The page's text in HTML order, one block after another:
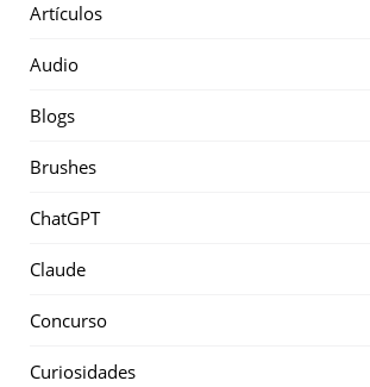
Artículos
Audio
Blogs
Brushes
ChatGPT
Claude
Concurso
Curiosidades